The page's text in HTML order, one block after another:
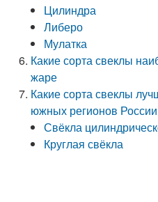
Цилиндра
Либеро
Мулатка
Какие сорта свеклы
жаре
Какие сорта свеклы
южных регионов России
Свёкла
Круглая свёкла